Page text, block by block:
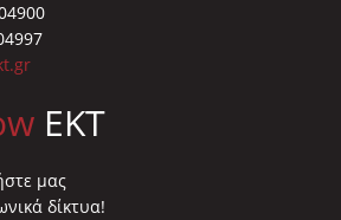
EKT
μας
δίκτυα!